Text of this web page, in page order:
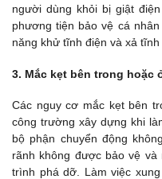
người dùng khỏi bị giật
phương tiện bảo vệ cá
năng khử tĩnh điện và xả tĩnh
3. Mắc kẹt bên trong hoặc
Các nguy cơ mắc kẹt bên
công trường xây dựng khi
bộ phận chuyển động
rãnh không được bảo vệ
trình phá dỡ. Làm việc